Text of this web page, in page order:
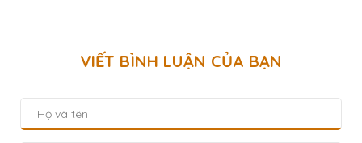
VIẾT BÌNH LUẬN CỦA BẠN